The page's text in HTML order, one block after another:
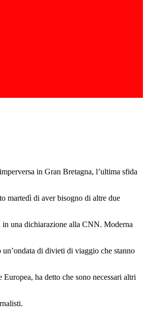
in Gran Bretagna, l’ultima sfida
martedì di aver bisogno di altre due
in una dichiarazione alla CNN. Moderna
di divieti di viaggio che stanno
ha detto che sono necessari altri